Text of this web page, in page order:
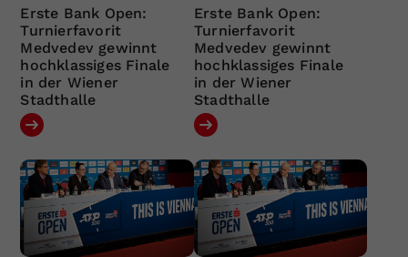
Erste Bank Open:
Turnierfavorit
Medvedev gewinnt
hochklassiges Finale
in der Wiener
Stadthalle
Erste Bank Open:
Turnierfavorit
Medvedev gewinnt
hochklassiges Finale
in der Wiener
Stadthalle